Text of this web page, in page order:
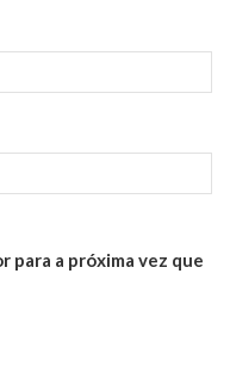
para a próxima vez que